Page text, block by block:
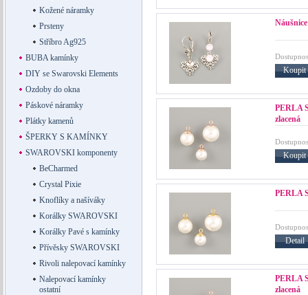
Kožené náramky
Prsteny
Stříbro Ag925
BUBA kamínky
DIY se Swarovski Elements
Ozdoby do okna
Páskové náramky
Plátky kamenů
ŠPERKY S KAMÍNKY
SWAROVSKI komponenty
BeCharmed
Crystal Pixie
Knoflíky a našíváky
Korálky SWAROVSKI
Korálky Pavé s kamínky
Přívěsky SWAROVSKI
Rivoli nalepovací kamínky
Nalepovací kamínky
ostatní
Koupit
PERLA
zlacená
Koupit
PERLA
Detail
PERLA
zlacená